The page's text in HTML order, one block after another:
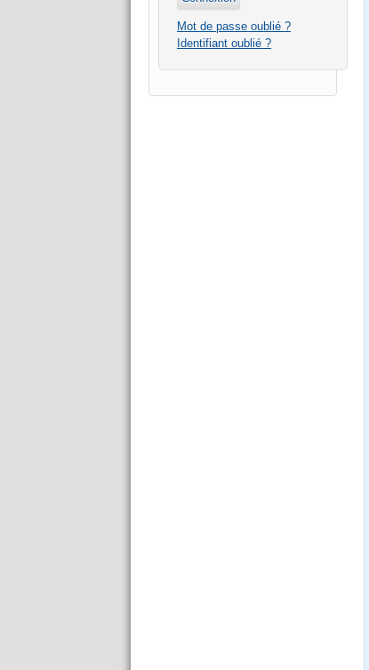
Mot de passe oublié ?
Identifiant oublié ?